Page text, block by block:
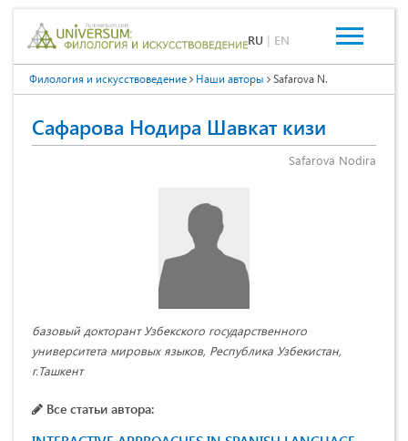
RU | EN
Филология и искусствоведение Наши авторы Safarova N.
Сафарова Нодира Шавкат кизи
Safarova Nodira
базовый докторант Узбекского государственного
университета мировых языков, Республика Узбекистан,
г.Ташкент
Все статьи автора: